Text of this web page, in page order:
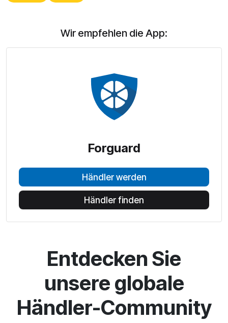
Wir empfehlen die App:
Forguard
Händler werden
Händler finden
Entdecken Sie
unsere globale
Händler-Community